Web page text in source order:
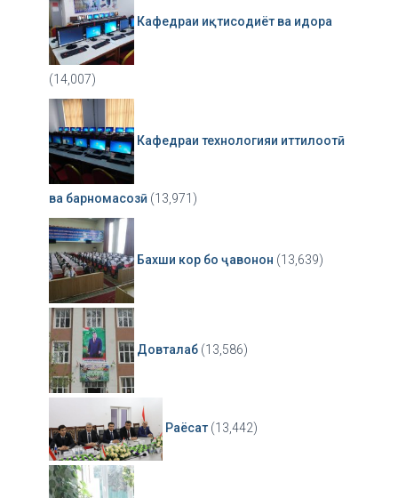
Кафедраи иқтисодиёт ва идора
(14,007)
Кафедраи технологияи иттилоотӣ
ва барномасозӣ (13,971)
Бахши кор бо ҷавонон (13,639)
Довталаб (13,586)
Раёсат (13,442)